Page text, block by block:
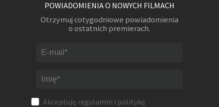
POWIADOMIENIA O NOWYCH FILMACH
Otrzymuj cotygodniowe powiadomienia
o ostatnich premierach.
Akceptuję regulamin i politykę